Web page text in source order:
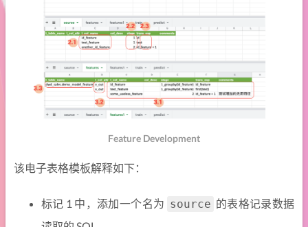
Feature Development
该电子表格模板解释如下：
标记 1 中，添加一个名为 source 的表格记录数据